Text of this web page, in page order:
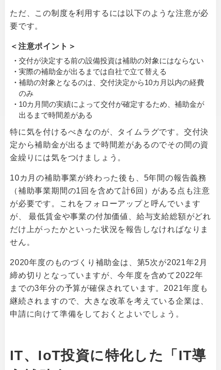
ただ、この制度を利用するには以下のような注意が必
要です。
＜注意ポイント＞
交付が決定する前の設備投資は補助の対象にはならない
実際の補助金が出るまでは自社で立て替える
補助の対象となるのは、交付決定から10カ月以内の経費
のみ
10カ月間の実績によって交付が確定するため、補助金が
出るまで時間差がある
特に気を付けるべきなのが、タイムラグです。交付決
定から補助金が出るまで時間差があるのでその間の資
金繰りには気をつけましょう。
10カ月の補助事業が終わった後も、5年間の報告義務
（補助事業期間の1回を含めて計6回）がある点も注意
が必要です。これをフォローアップと呼んでいます
が、 最低賃金や事業の付加価値、給与支給総額がどれ
だけ上がったかといった状況を報告しなければなりま
せん。
2020年度のものづくり補助金は、第5次が2021年2月
締め切りとなっていますが、今年度を含めて2022年
までの3年分の予算が確保されています。2021年度も
継続されますので、大きな改革を考えている企業は、
申請に向けて準備をしておくとよいでしょう。
IT、IoT投資に特化した
「IT導